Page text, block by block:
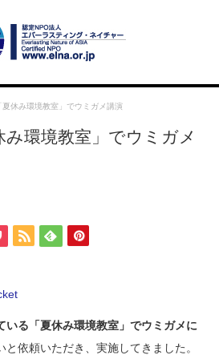
夏休み環境教室」でウミガメ講演
み環境教室」でウミガメ
いる「夏休み環境教室」でウミガメに
と依頼いただき、実施してきました。